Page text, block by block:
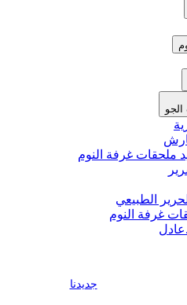
ملحقات غرفة النوم
الطبيعي
غرفة النوم
جديدنا